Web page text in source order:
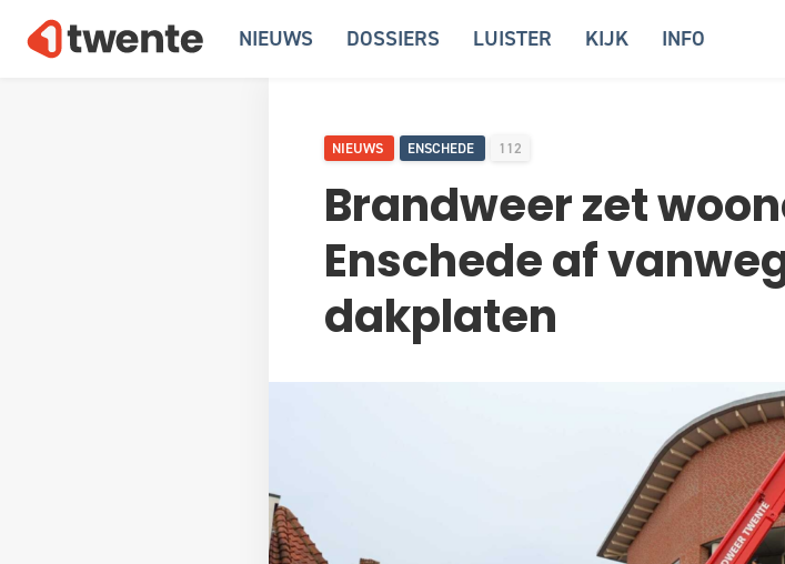
NIEUWS DOSSIERS LUISTER KIJK INFO
NIEUWS ENSCHEDE 112
Brandweer zet
Enschede af
dakplaten